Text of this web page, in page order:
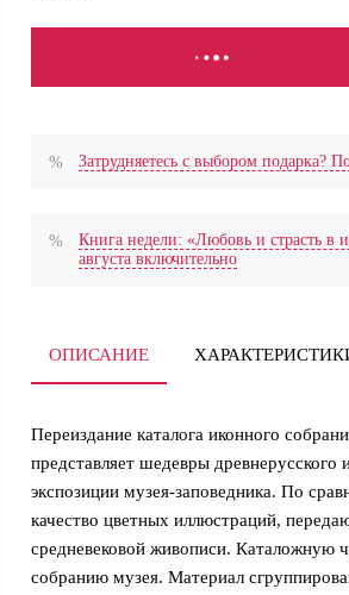
В КОРЗИНУ
Затрудняетесь с выбором
Книга недели: «Любовь и страсть в
августа включительно
ОПИСАНИЕ
Переиздание каталога иконного
представляет шедевры древнерусского
экспозиции музея-заповедника. По
качество цветных иллюстраций,
средневековой живописи. Каталожную
собранию музея. Материал